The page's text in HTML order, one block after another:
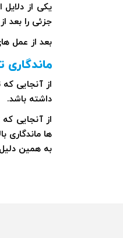
یکی از
جزئی را بعد
بعد از عمل
ماندگاری
داشته باشد.
از آنجایی
ها ماندگاری
به همین